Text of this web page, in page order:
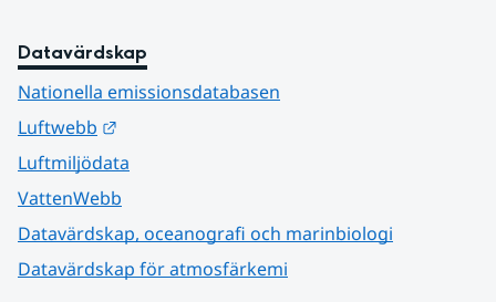
Datavärdskap
Nationella emissionsdatabasen
Luftwebb
Luftmiljödata
VattenWebb
Datavärdskap, oceanografi och marinbiologi
Datavärdskap för atmosfärkemi